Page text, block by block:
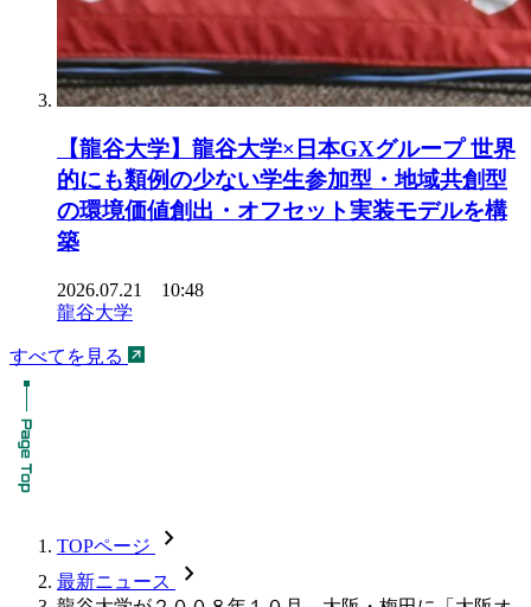
【龍谷大学】龍谷大学×日本GXグループ 世界
的にも類例の少ない学生参加型・地域共創型
の環境価値創出・オフセット実装モデルを構
築
2026.07.21 10:48
龍谷大学
すべてを見る
TOPページ chevron_forward
最新ニュース chevron_forward